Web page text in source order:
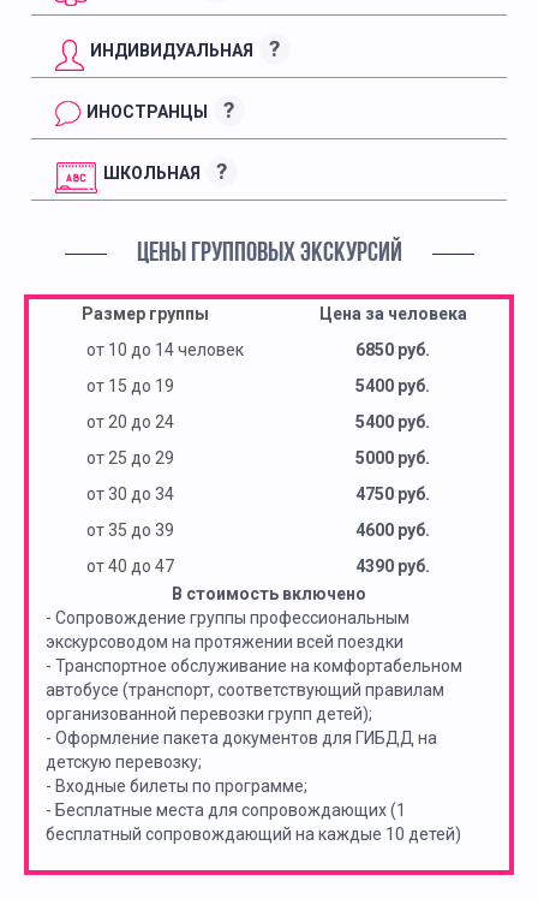
ИНДИВИДУАЛЬНАЯ ?
ИНОСТРАНЦЫ ?
ШКОЛЬНАЯ ?
ЦЕНЫ ГРУППОВЫХ ЭКСКУРСИЙ
Размер группы
Цена за человека
от 10 до 14 человек
6850 руб.
от 15 до 19
5400 руб.
от 20 до 24
5400 руб.
от 25 до 29
5000 руб.
от 30 до 34
4750 руб.
от 35 до 39
4600 руб.
от 40 до 47
4390 руб.
В стоимость включено
- Сопровождение группы профессиональным
экскурсоводом на протяжении всей поездки
- Транспортное обслуживание на комфортабельном
автобусе (транспорт, соответствующий правилам
организованной перевозки групп детей);
- Оформление пакета документов для ГИБДД на
детскую перевозку;
- Входные билеты по программе;
- Бесплатные места для сопровождающих (1
бесплатный сопровождающий на каждые 10 детей)